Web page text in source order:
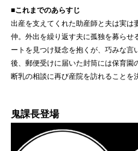
■これまでのあらすじ
出産を支えてくれた助産師と夫は実は
仲。外出を繰り返す夫に孤独を募らせ
ートを見つけ疑念を抱くが、巧みな
後、郵便受けに届いた封筒には保育園
断乳の相談に再び産院を訪れることを
鬼課長登場